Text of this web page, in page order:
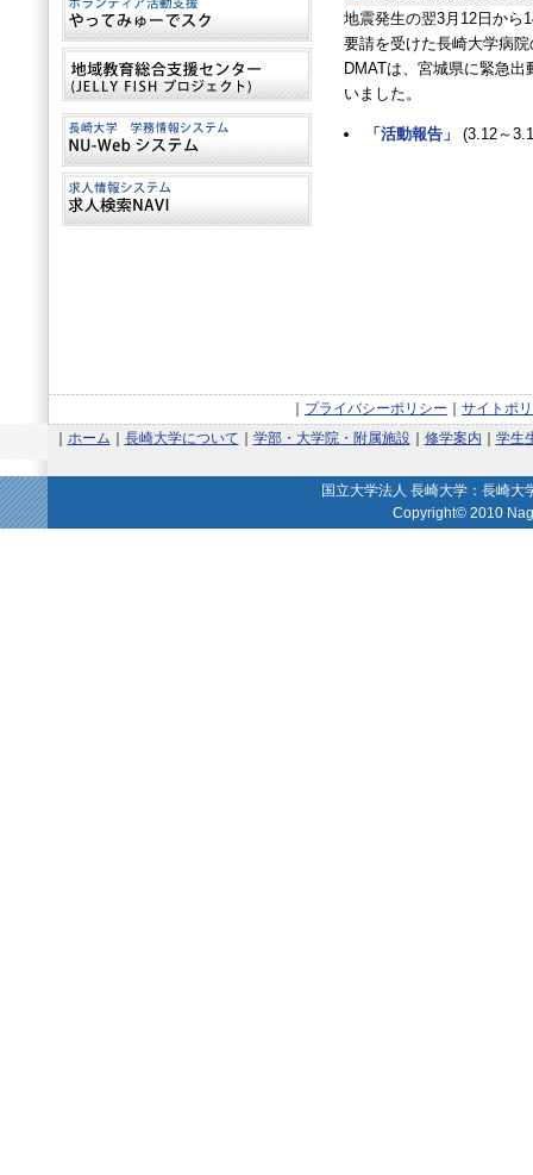
地震発生の翌3月12日から
要請を受けた長崎大学病
DMATは、宮城県に緊急
いました。
「活動報告」 (3.12～
｜ プライバシーポリシー ｜ サイトポ
｜ ホーム ｜ 長崎大学について ｜ 学部・大学院・附属施設｜ 修学案内 ｜ 学生
国立大学法人 長崎大学：長崎
Copyright© 2010